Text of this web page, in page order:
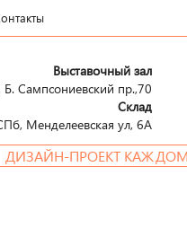
Выставочный зал
Сампсониевский пр.,70
Склад
Менделеевcкая ул, 6А
ПРОЕКТ КАЖДОМУ !